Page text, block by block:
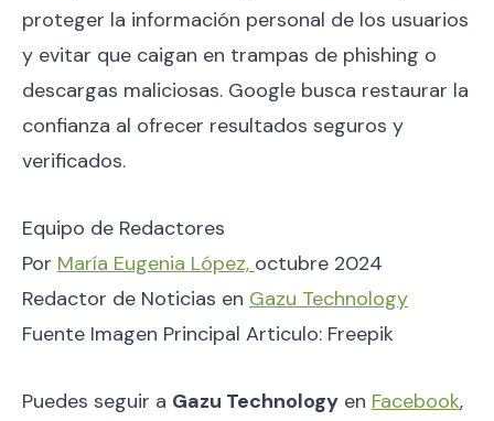
proteger la información personal de los usuarios
y evitar que caigan en trampas de phishing o
descargas maliciosas. Google busca restaurar la
confianza al ofrecer resultados seguros y
verificados.
Equipo de Redactores
Por María Eugenia López, octubre 2024
Redactor de Noticias en Gazu Technology
Fuente Imagen Principal Articulo: Freepik
Puedes seguir a Gazu Technology en Facebook,